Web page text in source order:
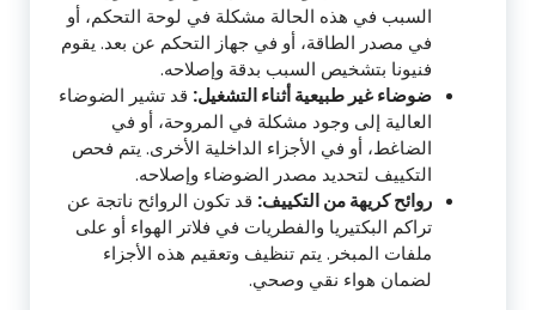
السبب في هذه الحالة مشكلة في لوحة التحكم، أو
في مصدر الطاقة، أو في جهاز التحكم عن بعد. يقوم
فنيونا بتشخيص السبب بدقة وإصلاحه.
ضوضاء غير طبيعية أثناء التشغيل: قد تشير الضوضاء
العالية إلى وجود مشكلة في المروحة، أو في
الضاغط، أو في الأجزاء الداخلية الأخرى. يتم فحص
التكييف لتحديد مصدر الضوضاء وإصلاحه.
روائح كريهة من التكييف: قد تكون الروائح ناتجة عن
تراكم البكتيريا والفطريات في فلاتر الهواء أو على
ملفات المبخر. يتم تنظيف وتعقيم هذه الأجزاء
لضمان هواء نقي وصحي.